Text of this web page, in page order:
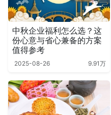
中秋企业福利怎么选？这
份心意与省心兼备的方案
值得参考
2025-08-26 9.91万